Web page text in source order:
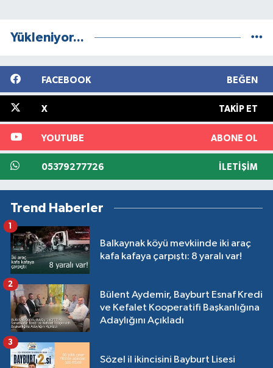
Yükleniyor...
FACEBOOK BEĞEN
X TAKIP ET
YOUTUBE ABONE OL
05379277726 İLETIŞIM
Trend Haberler
Balkaynak köyü mevkiinde iki araç
kafa kafaya çarpıştı: 8 yaralı var!
1
Bülent Aydemir, Bayburt Esnaf Kredi
ve Kefalet Kooperatifi Başkanlığına
Adaylığını Açıkladı
2
Sözel il ikincisini Bayburt Lisesi
3